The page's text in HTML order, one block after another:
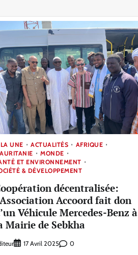
UNE ACTUALITÉS
AFRIQUE
MONDE
ET ENVIRONNEMENT
& DÉVELOPPEMENT
décentralisée:
Accoord fait don
Véhicule Mercedes-Benz à
Mairie de Sebkha
17 Avril 2025 0